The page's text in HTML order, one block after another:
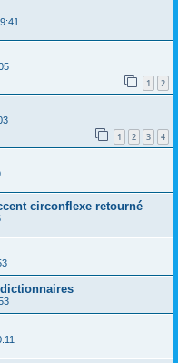
1 2
1 2 3 4
circonflexe retourné